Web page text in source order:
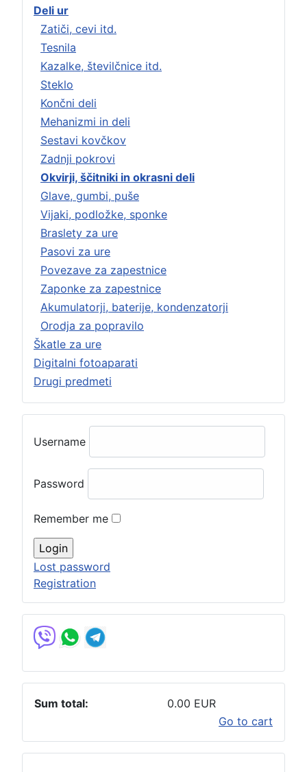
Deli ur
Zatiči, cevi itd.
Tesnila
Kazalke, številčnice itd.
Steklo
Končni deli
Mehanizmi in deli
Sestavi kovčkov
Zadnji pokrovi
Okvirji, ščitniki in okrasni deli
Glave, gumbi, puše
Vijaki, podložke, sponke
Braslety za ure
Pasovi za ure
Povezave za zapestnice
Zaponke za zapestnice
Akumulatorji, baterije, kondenzatorji
Orodja za popravilo
Škatle za ure
Digitalni fotoaparati
Drugi predmeti
Username
Password
Remember me
Lost password
Registration
Sum total:
0.00 EUR
Go to cart